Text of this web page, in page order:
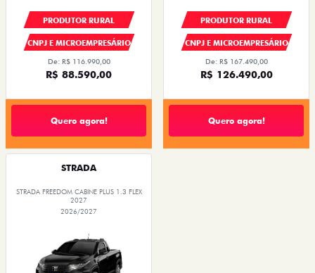
PRODUTOR RURAL
CNPJ E MICROEMPRESÁRIO
De: R$ 116.990,00
R$ 88.590,00
Quero agora!
PRODUTOR RURAL
CNPJ E MICROEMPRESÁRIO
De: R$ 167.490,00
R$ 126.490,00
Quero agora!
STRADA
STRADA FREEDOM CABINE PLUS 1.3 FLEX
2027
2026/2027